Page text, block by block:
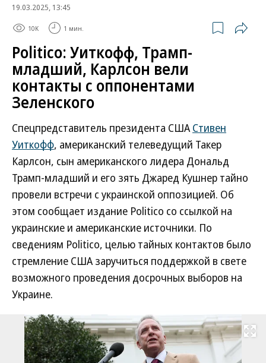
19.03.2025, 13:45
10K 1 мин.
Politico: Уиткофф, Трамп-
младший, Карлсон вели
контакты с оппонентами
Зеленского
Спецпредставитель президента США Стивен
Уиткофф, американский телеведущий Такер
Карлсон, сын американского лидера Дональд
Трамп-младший и его зять Джаред Кушнер тайно
провели встречи с украинской оппозицией. Об
этом сообщает издание Politico со ссылкой на
украинские и американские источники. По
сведениям Politico, целью тайных контактов было
стремление США заручиться поддержкой в свете
возможного проведения досрочных выборов на
Украине.
Развернуть